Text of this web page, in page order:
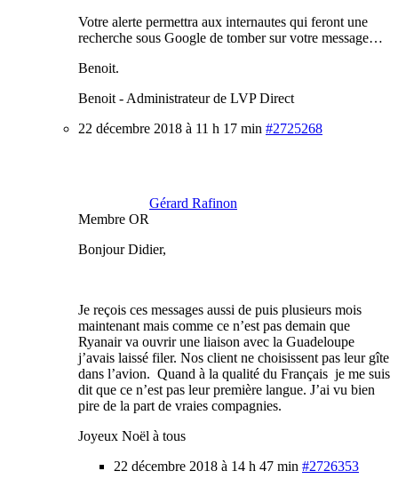
Votre alerte permettra aux internautes qui feront une
recherche sous Google de tomber sur votre message…
Benoit.
Benoit - Administrateur de LVP Direct
22 décembre 2018 à 11 h 17 min #2725268
Gérard Rafinon
Membre OR
Bonjour Didier,
Je reçois ces messages aussi de puis plusieurs mois
maintenant mais comme ce n’est pas demain que
Ryanair va ouvrir une liaison avec la Guadeloupe
j’avais laissé filer. Nos client ne choisissent pas leur gîte
dans l’avion. Quand à la qualité du Français je me suis
dit que ce n’est pas leur première langue. J’ai vu bien
pire de la part de vraies compagnies.
Joyeux Noël à tous
22 décembre 2018 à 14 h 47 min #2726353